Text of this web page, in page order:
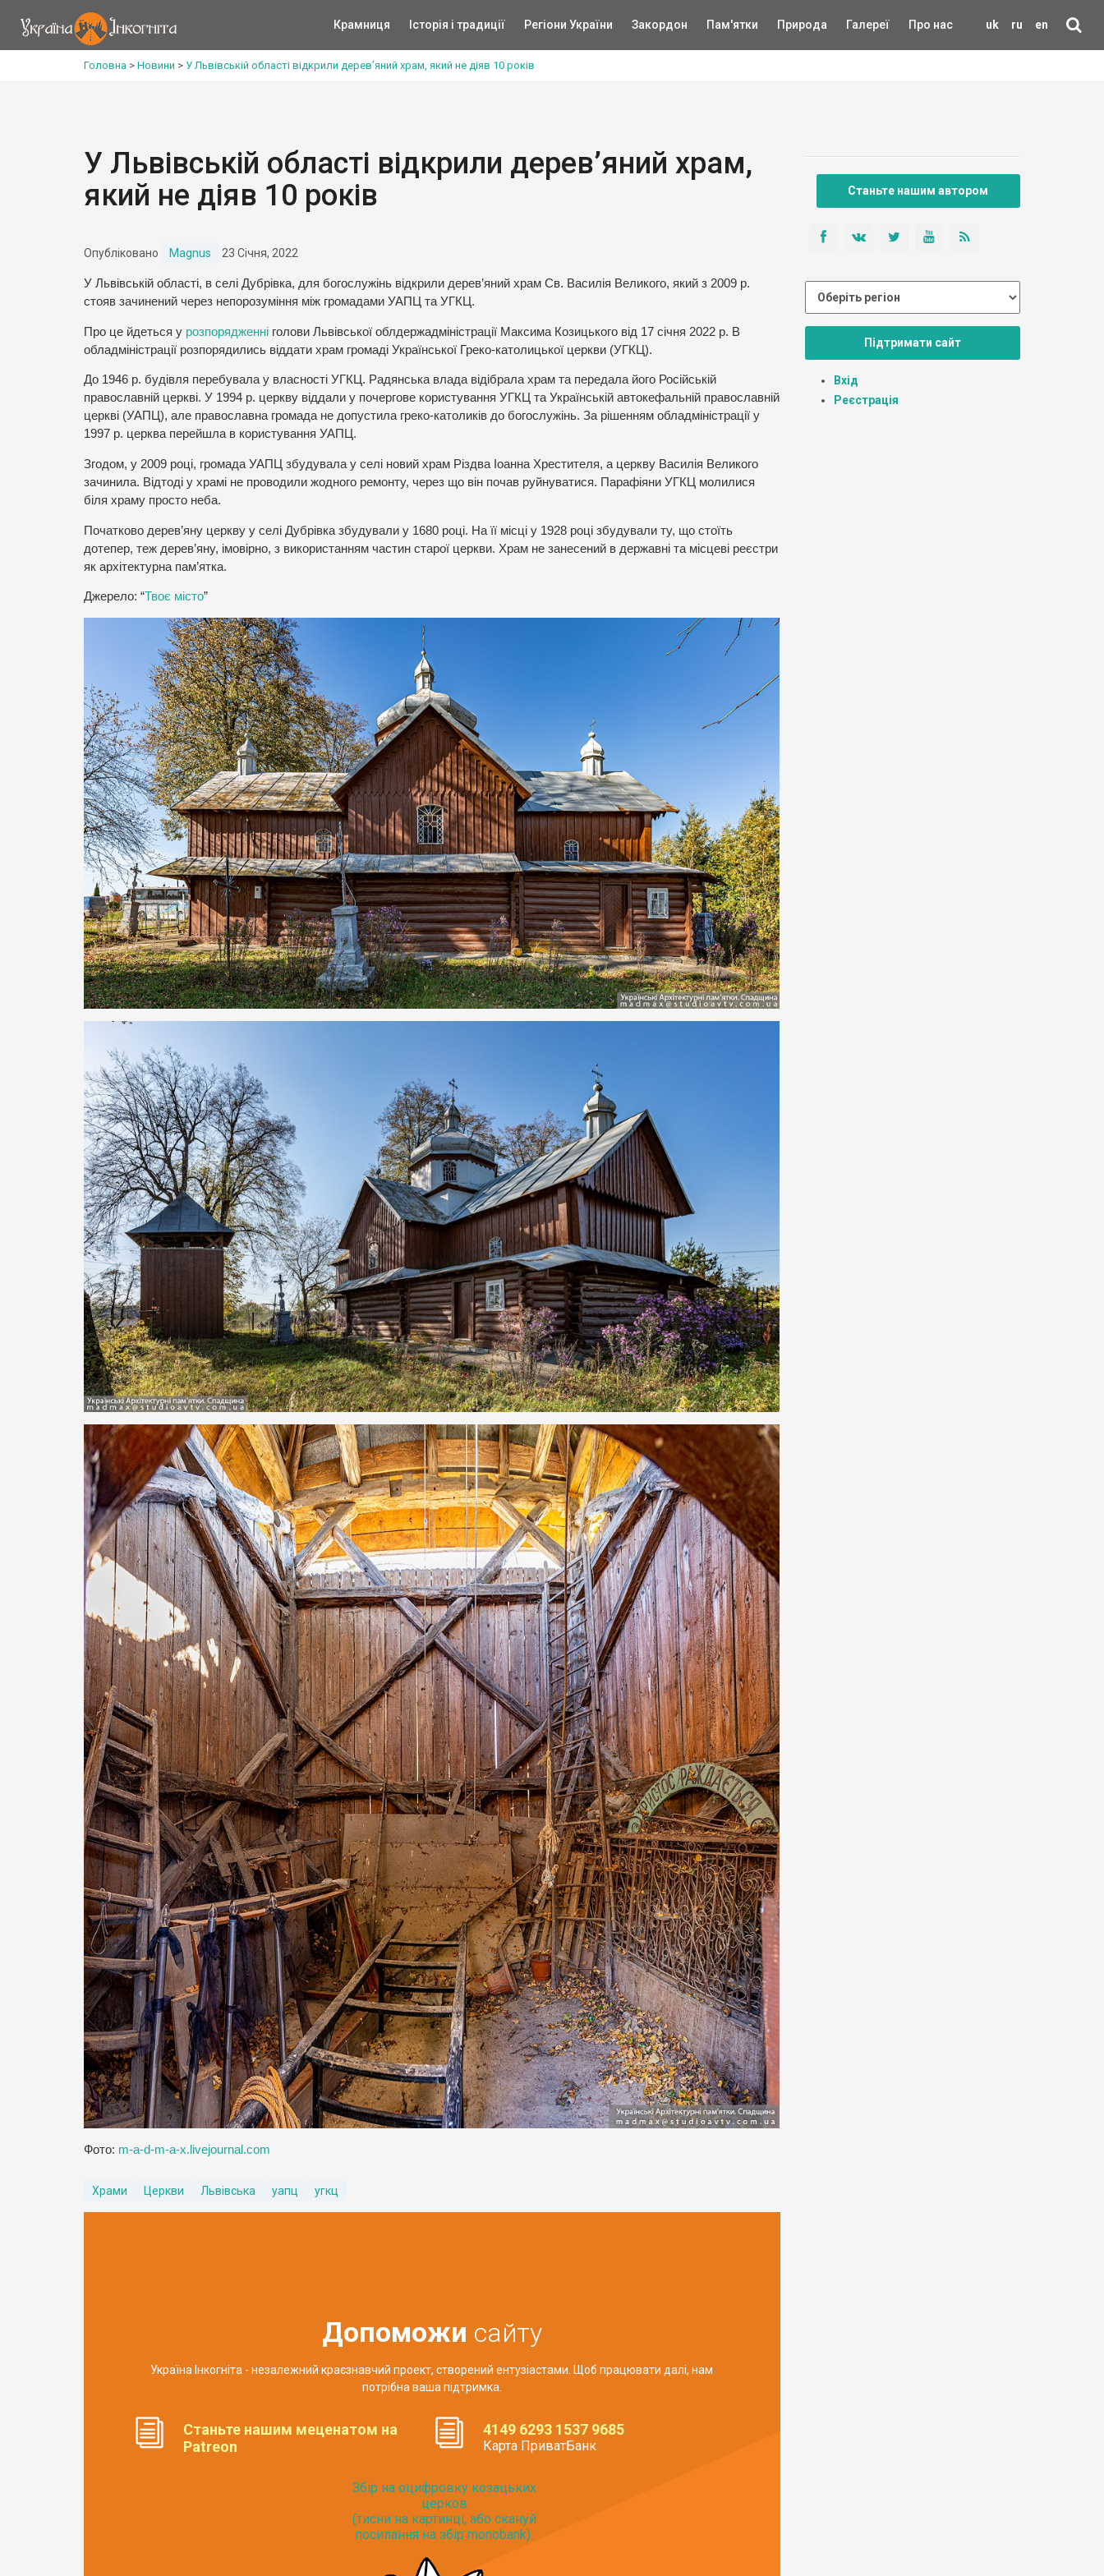
uk ru en
Крамниця Історія і традиції Регіони України Закордон Пам'ятки Природа Галереї Про нас
Головна > Новини > У Львівській області відкрили дерев’яний храм, який не діяв 10 років
У Львівській області відкрили дерев’яний храм,
який не діяв 10 років
Опубліковано Magnus 23 Січня, 2022
У Львівській області, в селі Дубрівка, для богослужінь відкрили дерев’яний храм Св. Василія Великого, який з 2009 р.
стояв зачинений через непорозуміння між громадами УАПЦ та УГКЦ.
Про це йдеться у розпорядженні голови Львівської облдержадміністрації Максима Козицького від 17 січня 2022 р. В
обладміністрації розпорядились віддати храм громаді Української Греко-католицької церкви (УГКЦ).
До 1946 р. будівля перебувала у власності УГКЦ. Радянська влада відібрала храм та передала його Російській
православній церкві. У 1994 р. церкву віддали у почергове користування УГКЦ та Українській автокефальній православній
церкві (УАПЦ), але православна громада не допустила греко-католиків до богослужінь. За рішенням обладміністрації у
1997 р. церква перейшла в користування УАПЦ.
Згодом, у 2009 році, громада УАПЦ збудувала у селі новий храм Різдва Іоанна Хрестителя, а церкву Василія Великого
зачинила. Відтоді у храмі не проводили жодного ремонту, через що він почав руйнуватися. Парафіяни УГКЦ молилися
біля храму просто неба.
Початково дерев’яну церкву у селі Дубрівка збудували у 1680 році. На її місці у 1928 році збудували ту, що стоїть
дотепер, теж дерев’яну, імовірно, з використанням частин старої церкви. Храм не занесений в державні та місцеві реєстри
як архітектурна пам’ятка.
Джерело: “Твоє місто”
Фото: m-a-d-m-a-x.livejournal.com
Храми Церкви Львівська уапц угкц
Допоможи сайту
Україна Інкогніта - незалежний краєзнавчий проект, створений ентузіастами. Щоб працювати далі, нам
потрібна ваша підтримка.
Станьте нашим меценатом на
Patreon
4149 6293 1537 9685
Карта ПриватБанк
Збір на оцифровку козацьких
церков
(тисни на картинці, або скануй
посилання на збір monobank):
Станьте нашим автором
Підтримати сайт
Вхід
Реєстрація